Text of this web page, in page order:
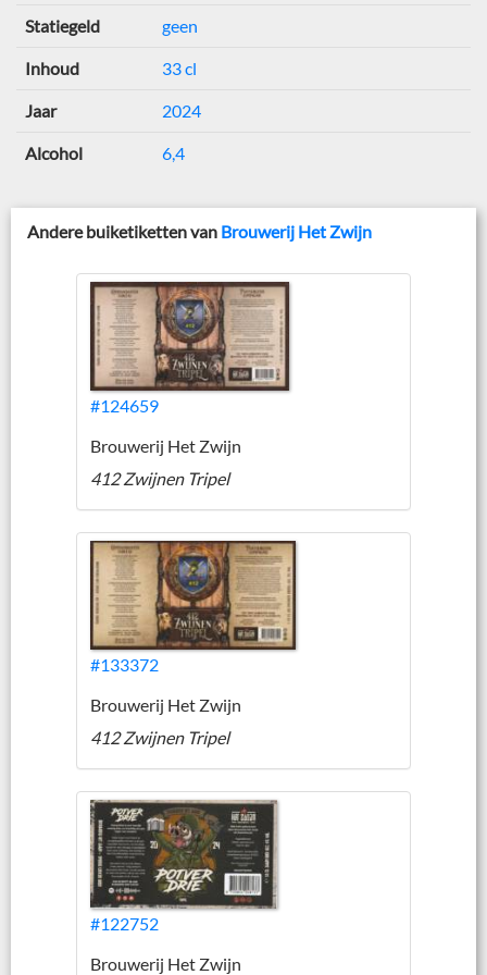
Statiegeld geen
Inhoud 33 cl
Jaar 2024
Alcohol 6,4
Andere buiketiketten van Brouwerij Het Zwijn
#124659
Brouwerij Het Zwijn
412 Zwijnen Tripel
#133372
Brouwerij Het Zwijn
412 Zwijnen Tripel
#122752
Brouwerij Het Zwijn